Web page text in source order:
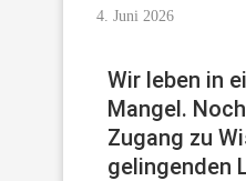
4. Juni 2026
Wir leben in
Mangel.
Zugang zu
gelingenden